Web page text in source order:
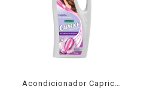
Acondicionador Caprice